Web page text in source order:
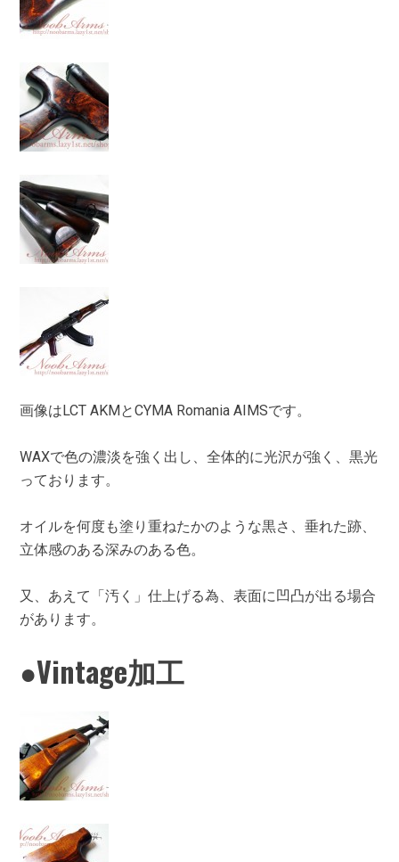
画像はLCT AKMとCYMA Romania AIMSです。
WAXで色の濃淡を強く出し、全体的に光沢が強く、黒光
っております。
オイルを何度も塗り重ねたかのような黒さ、垂れた跡、
立体感のある深みのある色。
又、あえて「汚く」仕上げる為、表面に凹凸が出る場合
があります。
●Vintage加工